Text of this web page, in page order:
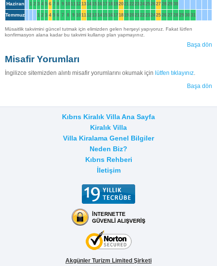
Haziran 1 2 3 4 5 6 7 8 9 1011 12131415161718192021 222324252627 28 29 30
Temmuz 1 2 3 4 5 6 7 8 9 1011 12131415161718192021 22232425 26 27 28 29 30 31
Müsaitlik takvimini güncel tutmak için elimizden gelen herşeyi yapıyoruz. Fakat lütfen
konfirmasyon alana kadar bu takvimi kullanıp plan yapmayınız.
Başa dön
Misafir Yorumları
İngilizce sitemizden alıntı misafir yorumlarını okumak için lütfen tıklayınız
Başa dön
Kıbrıs Kiralık Villa Ana Sayfa
Kiralık Villa
Villa Kiralama Genel Bilgiler
Neden Biz?
Kıbrıs Rehberi
İletişim
Akgünler Turizm Limited Şirketi